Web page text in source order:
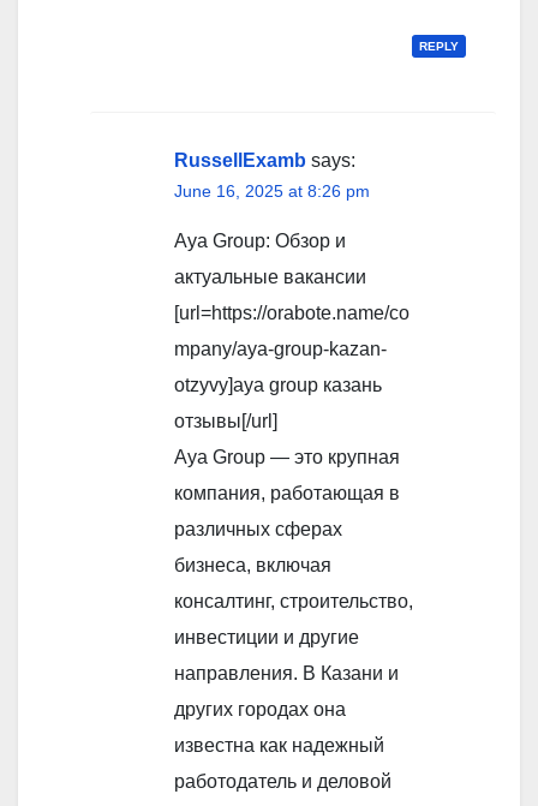
REPLY
RussellExamb says:
June 16, 2025 at 8:26 pm
Aya Group: Обзор и
актуальные вакансии
[url=https://orabote.name/co
mpany/aya-group-kazan-
otzyvy]aya group казань
отзывы[/url]
Aya Group — это крупная
компания, работающая в
различных сферах
бизнеса, включая
консалтинг, строительство,
инвестиции и другие
направления. В Казани и
других городах она
известна как надежный
работодатель и деловой